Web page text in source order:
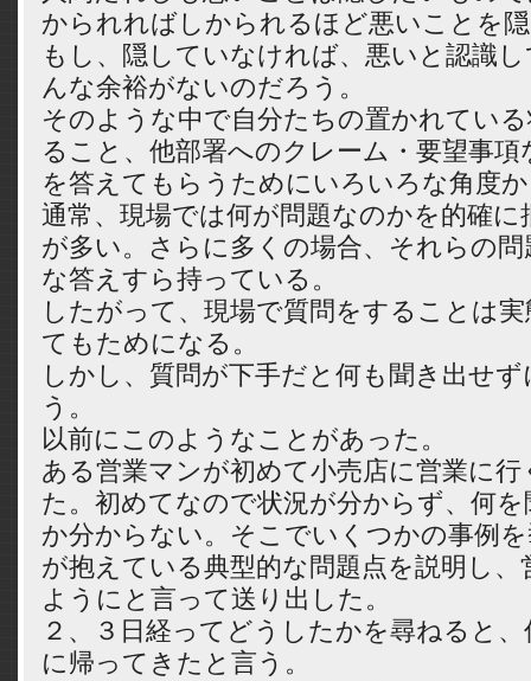
かられればしかられるほど悪いことを
もし、隠していなければ、悪いと認識
んな余裕がないのだろう。
そのような中で自分たちの置かれてい
ること、他部署へのクレーム・要望事
を答えてもらうためにいろいろな角度
通常、現場では何が問題なのかを的確
が多い。さらに多くの場合、それらの
な答えすら持っている。
したがって、現場で質問をすることは
てもためになる。
しかし、質問が下手だと何も聞き出せ
う。
以前にこのようなことがあった。
ある営業マンが初めて小売店に営業に
た。初めてなので状況が分からず、何
か分からない。そこでいくつかの事例
が抱えている典型的な問題点を説明し
ようにと言って送り出した。
２、３日経ってどうしたかを尋ねると
に帰ってきたと言う。